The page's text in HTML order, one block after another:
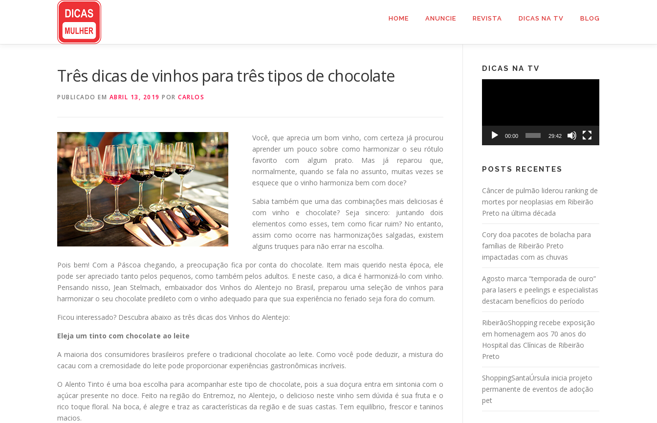
HOME ANUNCIE REVISTA DICAS NA TV BLOG
Três dicas de vinhos para três tipos de chocolate
PUBLICADO EM ABRIL 13, 2019 POR CARLOS
Você, que aprecia um bom vinho, com certeza já procurou
aprender um pouco sobre como harmonizar o seu rótulo
favorito com algum prato. Mas já reparou que,
normalmente, quando se fala no assunto, muitas vezes se
esquece que o vinho harmoniza bem com doce?
Sabia também que uma das combinações mais deliciosas é
com vinho e chocolate? Seja sincero: juntando dois
elementos como esses, tem como ficar ruim? No entanto,
assim como ocorre nas harmonizações salgadas, existem
alguns truques para não errar na escolha.
Pois bem! Com a Páscoa chegando, a preocupação fica por conta do chocolate. Item mais querido nesta época, ele
pode ser apreciado tanto pelos pequenos, como também pelos adultos. E neste caso, a dica é harmonizá-lo com vinho.
Pensando nisso, Jean Stelmach, embaixador dos Vinhos do Alentejo no Brasil, preparou uma seleção de vinhos para
harmonizar o seu chocolate predileto com o vinho adequado para que sua experiência no feriado seja fora do comum.
Ficou interessado? Descubra abaixo as três dicas dos Vinhos do Alentejo:
Eleja um tinto com chocolate ao leite
A maioria dos consumidores brasileiros prefere o tradicional chocolate ao leite. Como você pode deduzir, a mistura do
cacau com a cremosidade do leite pode proporcionar experiências gastronômicas incríveis.
O Alento Tinto é uma boa escolha para acompanhar este tipo de chocolate, pois a sua doçura entra em sintonia com o
açúcar presente no doce. Feito na região do Entremoz, no Alentejo, o delicioso neste vinho sem dúvida é sua fruta e o
rico toque floral. Na boca, é alegre e traz as características da região e de suas castas. Tem equilíbrio, frescor e taninos
macios.
DICAS NA TV
00:00 29:42
POSTS RECENTES
Câncer de pulmão liderou ranking de
mortes por neoplasias em Ribeirão
Preto na última década
Cory doa pacotes de bolacha para
famílias de Ribeirão Preto
impactadas com as chuvas
Agosto marca “temporada de ouro”
para lasers e peelings e especialistas
destacam benefícios do período
RibeirãoShopping recebe exposição
em homenagem aos 70 anos do
Hospital das Clínicas de Ribeirão
Preto
ShoppingSantaÚrsula inicia projeto
permanente de eventos de adoção
pet